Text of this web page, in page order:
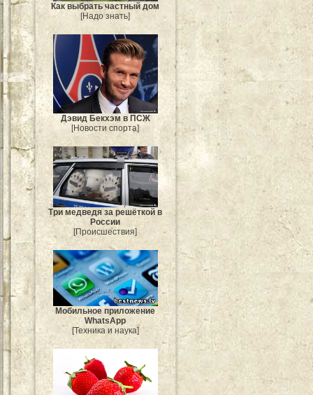
Как выбрать частный дом
[Надо знать]
Дэвид Бекхэм в ПСЖ
[Новости спорта]
Три медведя за решёткой в
России
[Происшествия]
Мобильное приложение
WhatsApp
[Техника и наука]